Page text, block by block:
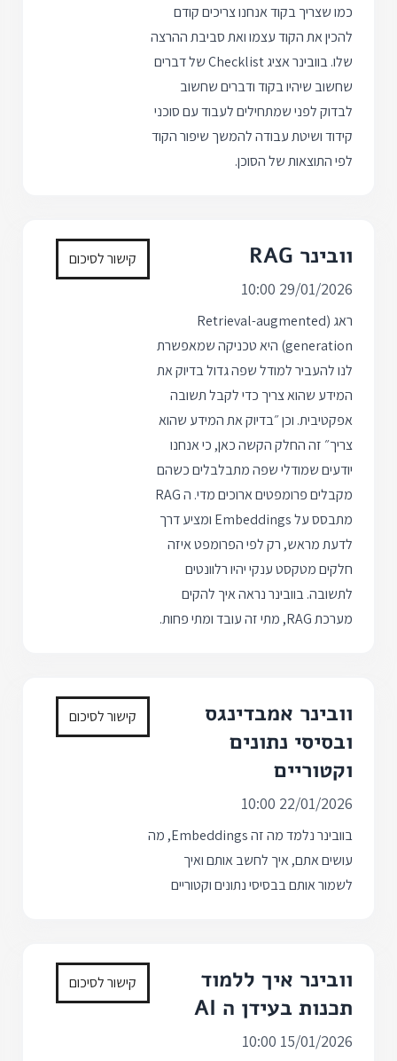
כמו שצריך בקוד אנחנו צריכים קודם
להכין את הקוד עצמו ואת סביבת ההרצה
שלו. בוובינר אציג Checklist של דברים
שחשוב שיהיו בקוד ודברים שחשוב
לבדוק לפני שמתחילים לעבוד עם סוכני
קידוד ושיטת עבודה להמשך שיפור הקוד
לפי התוצאות של הסוכן.
וובינר RAG
29/01/2026 10:00
ראג (Retrieval-augmented
generation) היא טכניקה שמאפשרת
לנו להעביר למודל שפה גדול בדיוק את
המידע שהוא צריך כדי לקבל תשובה
אפקטיבית. וכן ״בדיוק את המידע שהוא
צריך״ זה החלק הקשה כאן, כי אנחנו
יודעים שמודלי שפה מתבלבלים כשהם
מקבלים פרומפטים ארוכים מדי. ה RAG
מתבסס על Embeddings ומציע דרך
לדעת מראש, רק לפי הפרומפט איזה
חלקים מטקסט ענקי יהיו רלוונטים
לתשובה. בוובינר נראה איך להקים
מערכת RAG, מתי זה עובד ומתי פחות.
קישור לסיכום
וובינר אמבדינגס
ובסיסי נתונים
וקטוריים
22/01/2026 10:00
בוובינר נלמד מה זה Embeddings, מה
עושים אתם, איך לחשב אותם ואיך
לשמור אותם בבסיסי נתונים וקטוריים
קישור לסיכום
וובינר איך ללמוד
תכנות בעידן ה AI
15/01/2026 10:00
קישור לסיכום